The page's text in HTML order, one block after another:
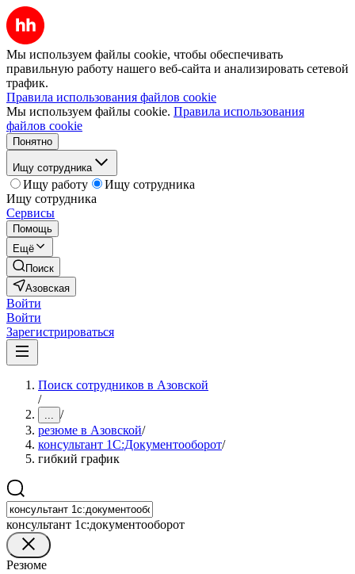
Мы используем файлы cookie, чтобы обеспечивать
правильную работу нашего веб-сайта и анализировать сетевой
трафик.
Правила использования файлов cookie
Мы используем файлы cookie. Правила использования
файлов cookie
Понятно
Ищу сотрудника
Ищу работу
Ищу сотрудника
Ищу сотрудника
Сервисы
Помощь
Ещё
Поиск
Азовская
Войти
Войти
Зарегистрироваться
Поиск сотрудников в Азовской
/
... /
резюме в Азовской/
консультант 1С:Документооборот/
гибкий график
консультант 1с:документооборот
Резюме